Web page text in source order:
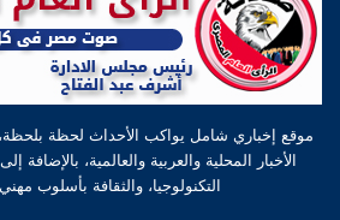
موقع إخباري شامل يواكب الأحداث لحظة
الأخبار المحلية والعربية والعالمية، بالإضافة
التكنولوجيا، والثقافة بأسلوب